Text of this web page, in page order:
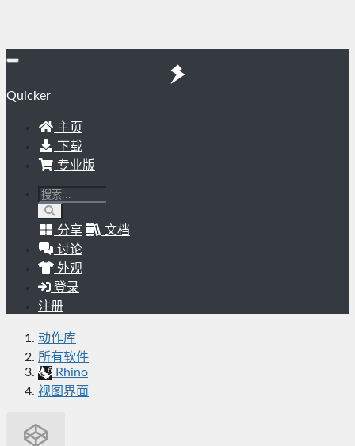
Quicker
主页
下载
专业版
分享
文档
讨论
外观
登录
注册
动作库
所有软件
Rhino
视图界面